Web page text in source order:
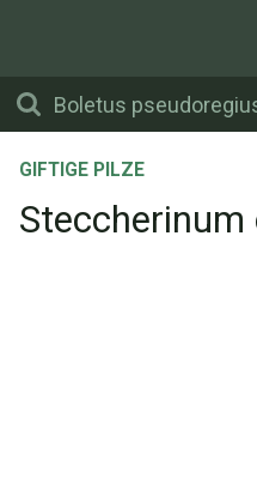
GIFTIGE PILZE
Steccherinum